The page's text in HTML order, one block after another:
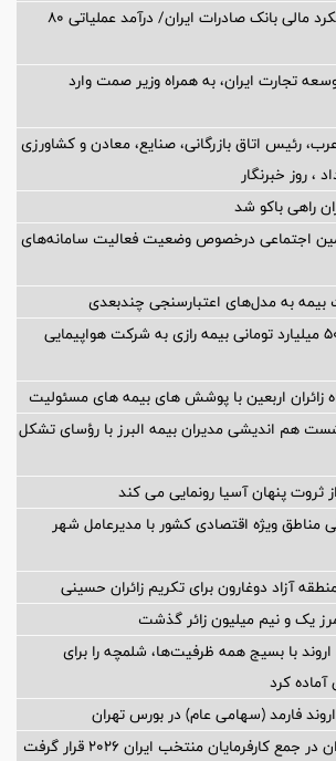
تغییر مثبت در عملکرد مالی بانک صادرات ایران/ درآمد عملیاتی 80
تجارت ایران، به همراه وزیر صمت وارد
رئیس اتاق بازرگانی، صنایع، معادن و کشاورزی
راهی باکو شد
اجتماعی درخصوص وضعیت فعالیت سامانه‌های
به مدل‌های اعتبارسنجی چندبعدی
پرداخت خسارت ۵۰۰ میلیارد تومانی بیمه رازی به شرکت هواپیمایی
زائران اربعین با پوشش های بیمه های مسئولیت
هم اندیشی مدیران بیمه البرز با رؤسای تشکل
ثروت پنهان آسیا رونمایی می کند
مناطق ویژه اقتصادی کشور با مدیرعامل شهر
آزاد دوغارون برای تکریم زائران حسینی
یک و نیم میلیون زائر گذشت
با بسیج همه ظرفیت‌ها، شلمچه را برای
آماده کرد
فارمد (سهامی عام) در بورس تهران
کارفرمایان منتخب ایران ۲۰۲۶ قرار گرفت